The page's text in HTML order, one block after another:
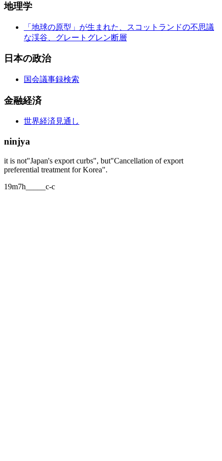
地理学
「地球の原型」が生まれた、スコットランドの不思議
な渓谷、グレートグレン断層
日本の政治
国会議事録検索
金融経済
世界経済見通し
ninjya
it is not"Japan's export curbs", but"Cancellation of export
preferential treatment for Korea".
19m7h_____c-c